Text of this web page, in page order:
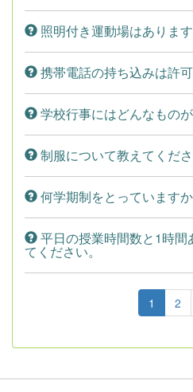
照明付き運動場はあります
携帯電話の持ち込みは許可
学校行事にはどんなものが
制服について教えてくださ
何学期制をとっていますか
平日の授業時間数と1時間
てください。
1 2